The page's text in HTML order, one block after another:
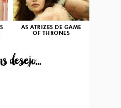
AS ATRIZES DE GAME
OF THRONES
desejo...